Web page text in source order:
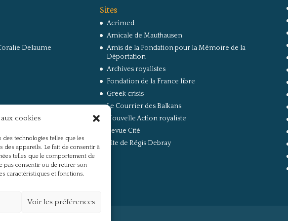
cookies
technologies telles que les
des appareils. Le fait de consentir à
telles que le comportement de
pas consentir ou de retirer son
caractéristiques et fonctions.
Voir les préférences
Delaume
Jacques Sapir sur la
Sites
Acrimed
Amicale de Mauthausen
Amis de la Fondation pour la Mémoire de la
Déportation
Archives royalistes
Fondation de la France libre
Greek crisis
Le Courrier des Balkans
Nouvelle Action royaliste
Revue Cité
Site de Régis Debray